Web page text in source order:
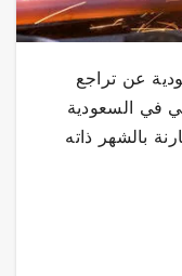
عن تراجع
في السعودية
بنسبة 18.7%، مقارنة بالشهر ذاته